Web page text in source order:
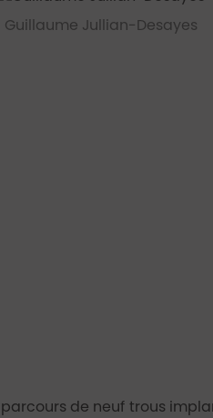
Guillaume Jullian-Desayes
de neuf trous